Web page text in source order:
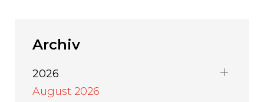
Archiv
2026
August 2026